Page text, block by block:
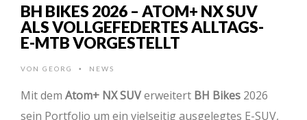
BH BIKES 2026 – ATOM+ NX SUV
ALS VOLLGEFEDERTES ALLTAGS-
E-MTB VORGESTELLT
VON GEORG • NEWS
Mit dem Atom+ NX SUVerweitert BH Bikes 2026
sein Portfolio um ein vielseitig ausgelegtes E-SUV,